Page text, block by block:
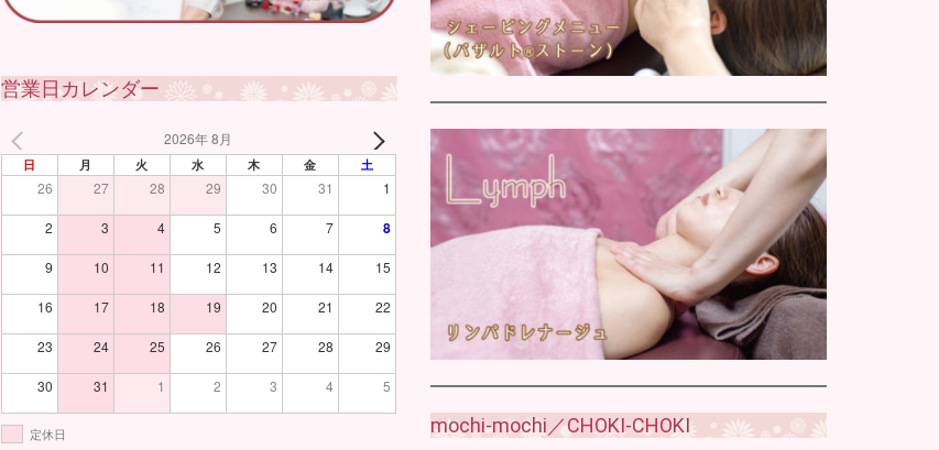
営業日カレンダー
2026年 8月
日 月 火 水 木 金 土
26 27 28 29 30 31 1
2 3 4 5 6 7 8
9 10 11 12 13 14 15
16 17 18 19 20 21 22
23 24 25 26 27 28 29
30 31 1 2 3 4 5
定休日 mochi-mochi／CHOKI-CHOKI